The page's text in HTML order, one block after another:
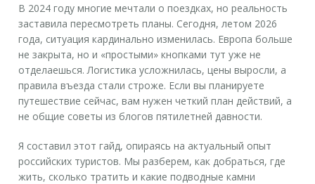
В 2024 году многие мечтали о поездках, но реальность
заставила пересмотреть планы. Сегодня, летом 2026
года, ситуация кардинально изменилась. Европа больше
не закрыта, но и «простыми» кнопками тут уже не
отделаешься. Логистика усложнилась, цены выросли, а
правила въезда стали строже. Если вы планируете
путешествие сейчас, вам нужен четкий план действий, а
не общие советы из блогов пятилетней давности.
Я составил этот гайд, опираясь на актуальный опыт
российских туристов. Мы разберем, как добраться, где
жить, сколько тратить и какие подводные камни